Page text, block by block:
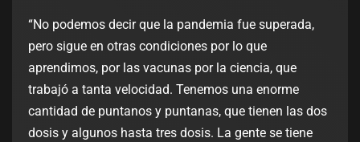
“No podemos decir que la pandemia fue superada,
pero sigue en otras condiciones por lo que
aprendimos, por las vacunas por la ciencia, que
trabajó a tanta velocidad. Tenemos una enorme
cantidad de puntanos y puntanas, que tienen las dos
dosis y algunos hasta tres dosis. La gente se tiene